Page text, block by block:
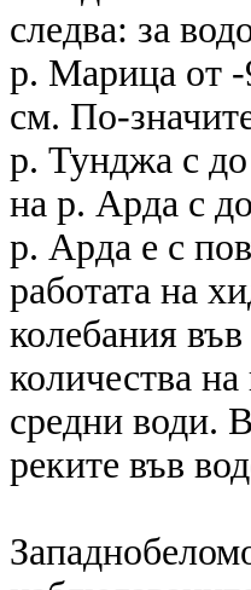
следва: за
р. Марица от -
см. По-
р. Тунджа с
на р. Арда с
р. Арда е с
работата на
колебания
количества
средни води.
реките във